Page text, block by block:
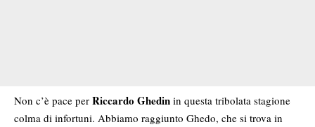
Non c’è pace per Riccardo Ghedin in questa tribolata stagione
colma di infortuni. Abbiamo raggiunto Ghedo, che si trova in